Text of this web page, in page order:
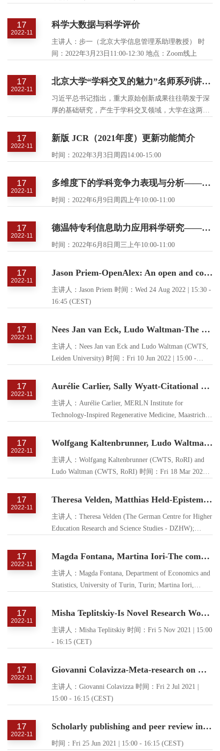
17
2022-11
科学大数据与科学评价
主讲人：步一（北京大学信息管理系助理教授） 时
间：2022年3月23日11:00-12:30 地点：Zoom线上
17
2022-11
北京大学“学科交叉的魅力”名师系列讲座第二季
习近平总书记指出，重大原始创新成果往往萌发于深
厚的基础研究，产生于学科交叉领域，大学在这两方
为北京大学前沿交叉学科研究院拓展学术视野、普及
出，就受到来自社会各界的广泛关注。在第一季中，
同领域为我们开启了交叉学科的大门。 由北京大学前
讲座第二季重磅来袭。在这一季中，张平文、邓小
文科研究、精神医学材料科学、现代农业领域的学科
交叉。
17
2022-11
新版 JCR（2021年度）更新功能简介
时间：2022年3月3日周四14:00-15:00
17
2022-11
多维度下的学科竞争力表现与分析——InCites平台介绍与应用
时间：2022年6月9日周四上午10:00-11:00
17
2022-11
德温特专利信息助力应用科学研究——DII 数据库的有效利用
时间：2022年6月8日周三上午10:00-11:00
17
2022-11
Jason Priem-OpenAlex: An open and comprehensive index of scholarly works, citations, authors, and institutions
主讲人：Jason Priem 时间：Wed 24 Aug 2022 | 15:30 -
16:45 (CEST)
17
2022-11
Nees Jan van Eck, Ludo Waltman-The evolving landscape of scholarly metadata: Preprints and open peer reviews
主讲人：Nees Jan van Eck and Ludo Waltman (CWTS,
Leiden University) 时间：Fri 10 Jun 2022 | 15:00 -
17
2022-11
Aurélie Carlier, Sally Wyatt-Citational Justice: Definitions, Measurement, Tactics
主讲人：Aurélie Carlier, MERLN Institute for
Technology-Inspired Regenerative Medicine, Maastricht
Studies, Maastricht University. 时间：Fri 3 Jun 2022 |
17
2022-11
Wolfgang Kaltenbrunner, Ludo Waltman-How to improve scientific peer review: Four schools of thought
主讲人：Wolfgang Kaltenbrunner (CWTS, RoRI) and
Ludo Waltman (CWTS, RoRI) 时间：Fri 18 Mar 2022 |
17
2022-11
Theresa Velden, Matthias Held-Epistemic Function of Citations - Implications for science mapping
主讲人：Theresa Velden (The German Centre for Higher
Education Research and Science Studies - DZHW);
14 Jan 2022 | 15:00 - 16:15 (CET)
17
2022-11
Magda Fontana, Martina Iori-The complexity of new knowledge: exo-novelty and endo-novelty in Physics
主讲人：Magda Fontana, Department of Economics and
Statistics, University of Turin, Turin; Martina Iori,
Advanced Studies, Pisa 时间：Fri 10 Dec 2021 : 15:00 -
17
2022-11
Misha Teplitskiy-Is Novel Research Worth Doing? Evidence from Journal Peer Review
主讲人：Misha Teplitskiy 时间：Fri 5 Nov 2021 | 15:00
- 16:15 (CET)
17
2022-11
Giovanni Colavizza-Meta-research on COVID-19: An overview of the early trends
主讲人：Giovanni Colavizza 时间：Fri 2 Jul 2021 |
15:00 - 16:15 (CEST)
17
2022-11
Scholarly publishing and peer review in times of crisis.
时间：Fri 25 Jun 2021 | 15:00 - 16:15 (CEST)